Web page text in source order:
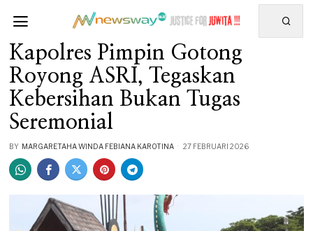
Kapolres Pimpin Gotong
Royong ASRI, Tegaskan
Kebersihan Bukan Tugas
Seremonial
BY MARGARETAHA WINDA FEBIANA KAROTINA 27 FEBRUARI 2026